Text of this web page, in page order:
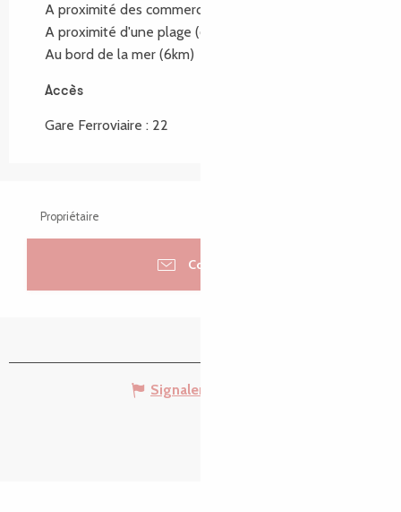
A proximité des commerces
A proximité d'une plage (6.7km)
Au bord de la mer (6km)
Accès
Accès
Gare Ferroviaire : 22
Propriétaire
Contacter
Signaler une erreur